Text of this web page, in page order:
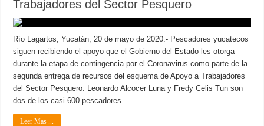
Trabajadores del Sector Pesquero
Río Lagartos, Yucatán, 20 de mayo de 2020.- Pescadores yucatecos
siguen recibiendo el apoyo que el Gobierno del Estado les otorga
durante la etapa de contingencia por el Coronavirus como parte de la
segunda entrega de recursos del esquema de Apoyo a Trabajadores
del Sector Pesquero. Leonardo Alcocer Luna y Fredy Celis Tun son
dos de los casi 600 pescadores …
Leer Mas ...